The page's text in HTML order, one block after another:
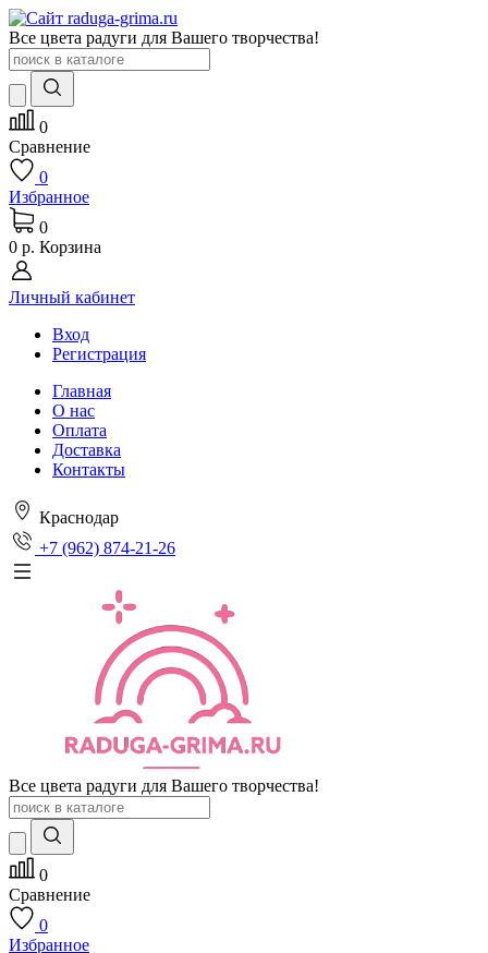
Все цвета радуги для Вашего творчества!
0
Сравнение
0
Избранное
0
0 р. Корзина
Личный кабинет
Вход
Регистрация
Главная
О нас
Оплата
Доставка
Контакты
Краснодар
+7 (962) 874-21-26
Все цвета радуги для Вашего творчества!
0
Сравнение
0
Избранное